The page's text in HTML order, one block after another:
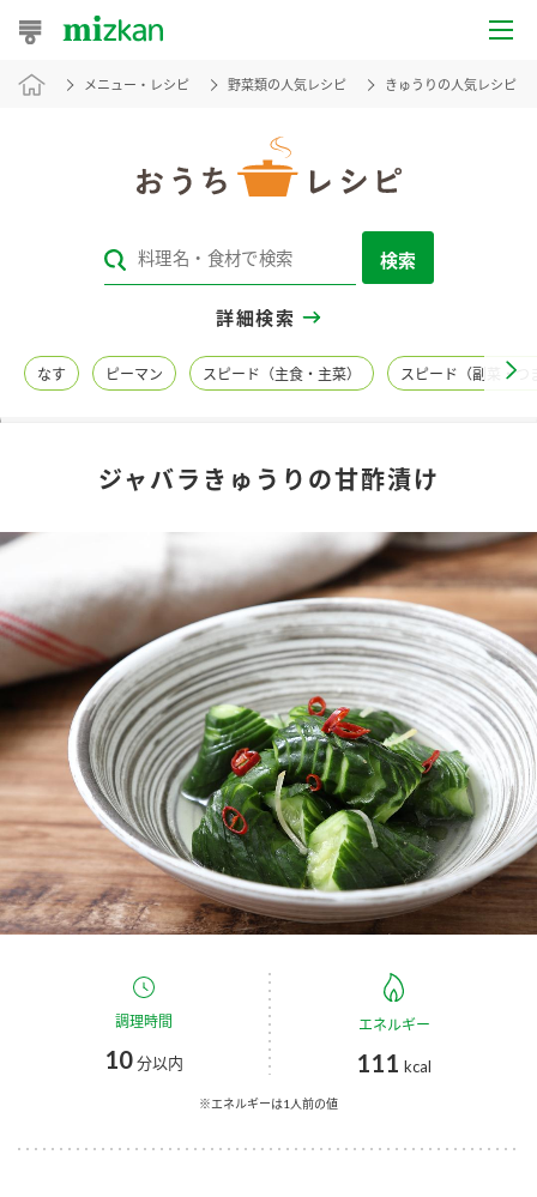
おうちレシピ
レシピカテゴリ一覧
レシピ名特集
商品情報
調味酢
お酢ドリンク ぽん酢
みりん風・料理酒 鍋用調味料
つゆ たれ
スープ 中華
新商品一覧
キャンペーン情報
ブランド・スペシャルサイト
ブランド・スペシャルサイト トップ
商品ブランドサイト
Fibee（ファイビー）
くらしプラ酢
お酢ドリンク
つゆ
企業情報
国内事業概要
企業理念
ミツカンの歴史
ミツカンを知る
環境への取り組み
メニュー・レシピ 野菜類の人気レシピ きゅうりの人気レシピ
検索
詳細検索
なす ピーマン スピード（主食・主菜） スピード（副菜・つ
ジャバラきゅうりの甘酢漬け
調理時間
10分以内
エネルギー
111 kcal
※エネルギーは1人前の値